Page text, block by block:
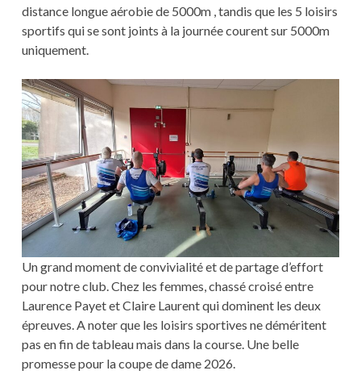
distance longue aérobie de 5000m , tandis que les 5 loisirs
sportifs qui se sont joints à la journée courent sur 5000m
uniquement.
Un grand moment de convivialité et de partage d’effort
pour notre club. Chez les femmes, chassé croisé entre
Laurence Payet et Claire Laurent qui dominent les deux
épreuves. A noter que les loisirs sportives ne déméritent
pas en fin de tableau mais dans la course. Une belle
promesse pour la coupe de dame 2026.